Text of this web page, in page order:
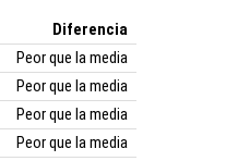
Diferencia
Peor que la media
Peor que la media
Peor que la media
Peor que la media